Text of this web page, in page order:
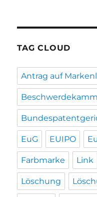
TAG CLOUD
Antrag auf
EuG EUIPO
Farbmarke Link
Löschung